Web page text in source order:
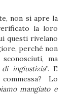
non si apre la
la loro
questi rivelano
perché non
ma
ingiustizia”. E
Lo
mangiato e